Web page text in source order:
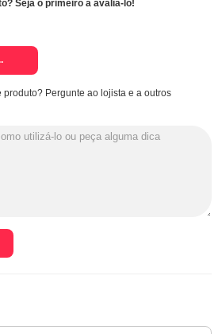
Seja o primeiro a avaliá-lo!
Pergunte ao lojista e a outros